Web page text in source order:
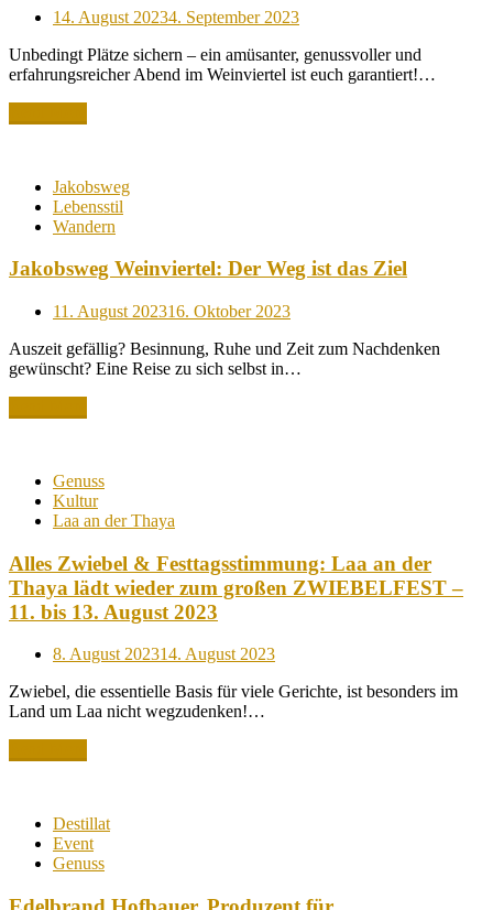
Posted
14. August 20234. September 2023
Unbedingt Plätze sichern – ein amüsanter, genussvoller und
erfahrungsreicher Abend im Weinviertel ist euch garantiert!…
Jakobsweg
Lebensstil
Wandern
Jakobsweg Weinviertel: Der Weg ist das Ziel
Posted
11. August 202316. Oktober 2023
Auszeit gefällig? Besinnung, Ruhe und Zeit zum Nachdenken
gewünscht? Eine Reise zu sich selbst in…
Genuss
Kultur
Laa an der Thaya
Alles Zwiebel & Festtagsstimmung: Laa an der
Thaya lädt wieder zum großen ZWIEBELFEST –
11. bis 13. August 2023
Posted
8. August 202314. August 2023
Zwiebel, die essentielle Basis für viele Gerichte, ist besonders im
Land um Laa nicht wegzudenken!…
Destillat
Event
Genuss